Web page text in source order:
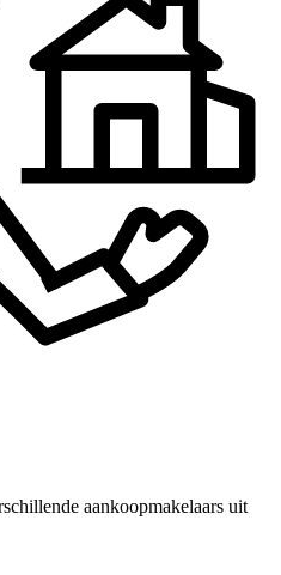
aankoopmakelaars uit